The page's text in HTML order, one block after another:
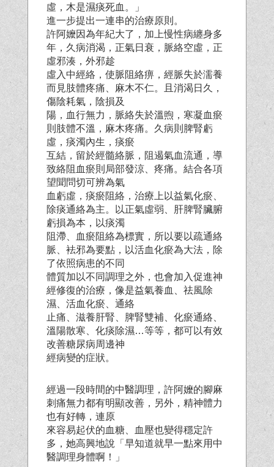
虛，木是濕痰死血。」
進一步提出一連串的治療原則。
許阿嬤因為年紀大了，加上慢性病纏身多
年，久病消渴，正氣日衰，脈絡空虛，正
虛邪湊，外邪趁
虛入中經絡，使脈阻絡痹，經脈失於濡養
而見肢體疼痛、麻木不仁。且消渴日久，
傷陰耗氣，陰損及
陽，血行無力，脈絡失於溫煦，寒凝血瘀
則肢體不溫，麻木疼痛。久病則脾腎虧
虛，痰濁內生，痰瘀
互結，留於經髓絡脈，阻遏氣血流通，導
致絡阻血瘀則局部發涼、疼痛。結合各項
望聞問切可辨為氣
血虧虛，痰瘀阻絡，治療上以益氣化瘀、
除痰通絡為主。以正氣虛弱、肝脾腎臟腑
虧損為本，以痰濁
阻滯、血瘀阻絡為標實，所以要以疏通絡
脈、袪邪為要點，以活血化瘀為大法，除
了依照病患的不同
體質加以不同調理之外，也會加入促進神
經修復的治療，像是益氣養血、祛風除
濕、活血化瘀、通絡
止痛、滋養肝腎、脾腎雙補、化瘀通絡、
溫陽散寒、化痰除濕…等等，都可以有效
改善糖尿病周邊神
經病變的症狀。
經過一段時間的中醫調理，許阿嬤的腳麻
刺痛無力都有明顯改善，另外，精神體力
也有好轉，連原
來容易起伏的血糖、血壓也變得穩定許
多，她高興地說「早知道就早一點來用中
醫調理身體啊！」